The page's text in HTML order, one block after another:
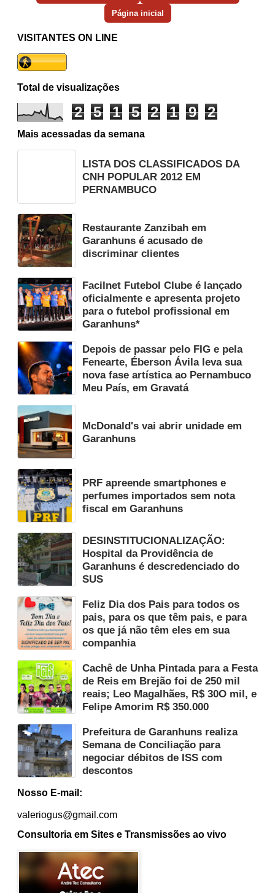
Página inicial
VISITANTES ON LINE
Total de visualizações
2 5 1 5 2 1 9 2
Mais acessadas da semana
LISTA DOS CLASSIFICADOS DA
CNH POPULAR 2012 EM
PERNAMBUCO
Restaurante Zanzibah em
Garanhuns é acusado de
discriminar clientes
Facilnet Futebol Clube é lançado
oficialmente e apresenta projeto
para o futebol profissional em
Garanhuns*
Depois de passar pelo FIG e pela
Fenearte, Éberson Ávila leva sua
nova fase artística ao Pernambuco
Meu País, em Gravatá
McDonald's vai abrir unidade em
Garanhuns
PRF apreende smartphones e
perfumes importados sem nota
fiscal em Garanhuns
DESINSTITUCIONALIZAÇÃO:
Hospital da Providência de
Garanhuns é descredenciado do
SUS
Feliz Dia dos Pais para todos os
pais, para os que têm pais, e para
os que já não têm eles em sua
companhia
Cachê de Unha Pintada para a Festa
de Reis em Brejão foi de 250 mil
reais; Leo Magalhães, R$ 30O mil, e
Felipe Amorim R$ 350.000
Prefeitura de Garanhuns realiza
Semana de Conciliação para
negociar débitos de ISS com
descontos
Nosso E-mail:
valeriogus@gmail.com
Consultoria em Sites e Transmissões ao vivo